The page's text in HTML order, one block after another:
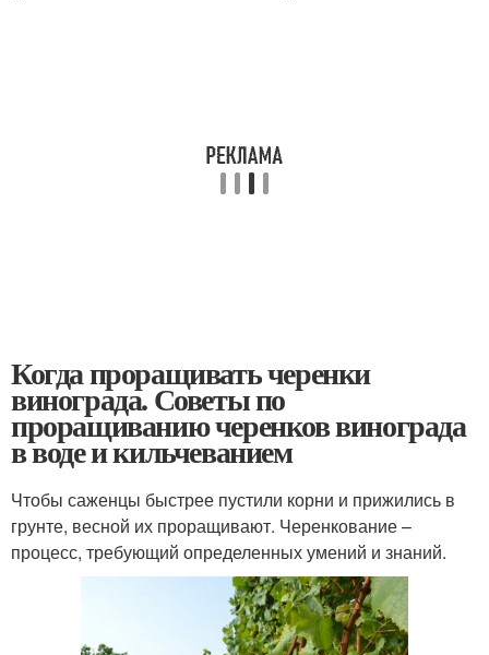
Когда проращивать черенки
винограда. Советы по
проращиванию черенков винограда
в воде и кильчеванием
Чтобы саженцы быстрее пустили корни и прижились в
грунте, весной их проращивают. Черенкование –
процесс, требующий определенных умений и знаний.